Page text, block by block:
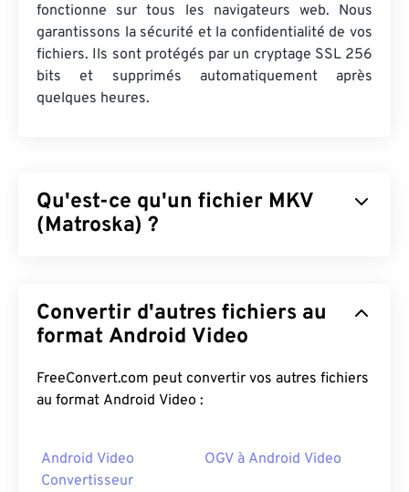
fonctionne sur tous les navigateurs web. Nous
garantissons la sécurité et la confidentialité de vos
fichiers. Ils sont protégés par un cryptage SSL 256
bits et supprimés automatiquement après
quelques heures.
Qu'est-ce qu'un fichier MKV
(Matroska) ?
de fichiers audiovisuels et multimédias dans un
seul format. Open source, il permet de le
vient des «matriochkas», un célèbre artisanat
russe composé de poupées en bois de taille
Comment ouvrir un fichier MKV ?
Convertir d'autres fichiers au
format Android Video
FreeConvert.com peut convertir vos autres fichiers
au format Android Video :
Android Video
Convertisseur
OGV à Android Video